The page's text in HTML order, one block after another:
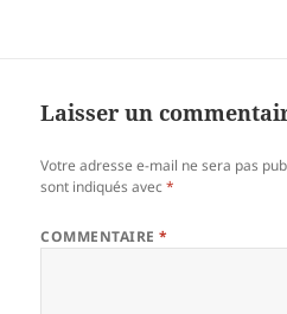
Laisser un
Votre adresse e-mail ne sera pas
sont indiqués avec*
COMMENTAIRE*